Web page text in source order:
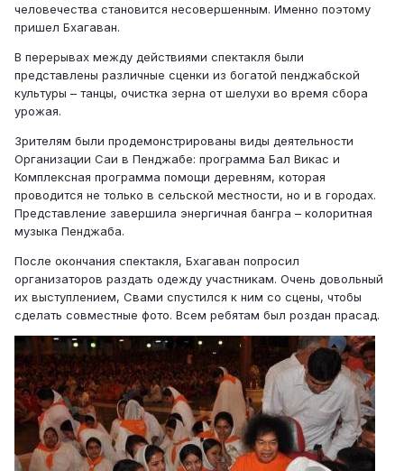
человечества становится несовершенным. Именно поэтому
пришел Бхагаван.
В перерывах между действиями спектакля были
представлены различные сценки из богатой пенджабской
культуры – танцы, очистка зерна от шелухи во время сбора
урожая.
Зрителям были продемонстрированы виды деятельности
Организации Саи в Пенджабе: программа Бал Викас и
Комплексная программа помощи деревням, которая
проводится не только в сельской местности, но и в городах.
Представление завершила энергичная бангра – колоритная
музыка Пенджаба.
После окончания спектакля, Бхагаван попросил
организаторов раздать одежду участникам. Очень довольный
их выступлением, Свами спустился к ним со сцены, чтобы
сделать совместные фото. Всем ребятам был роздан прасад.